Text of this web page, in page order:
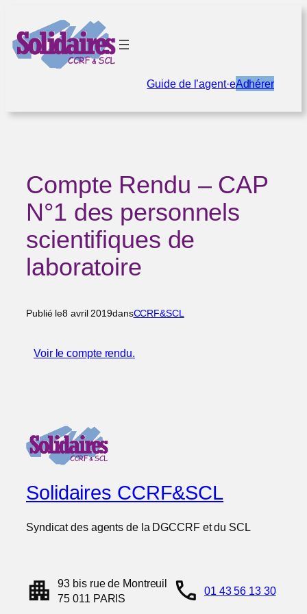
contenu
Guide de l’agent·eAdhérer
Compte Rendu – CAP
N°1 des personnels
scientifiques de
laboratoire
Publié le8 avril 2019dansCCRF&SCL
Voir le compte rendu.
Solidaires CCRF&SCL
Syndicat des agents de la DGCCRF et du SCL
apartment
93 bis rue de Montreuil
75 011 PARIS
call 01 43 56 13 30